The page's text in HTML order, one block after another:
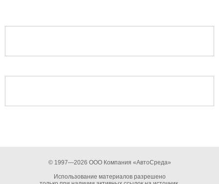
© 1997—2026 ООО Компания «АвтоСреда»
Использование материалов разрешено